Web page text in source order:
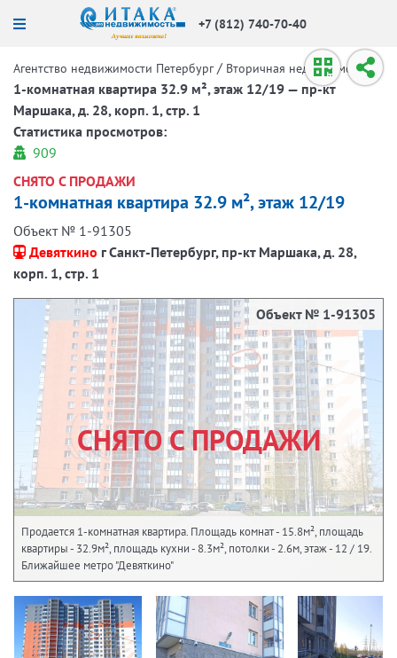
+7 (812) 740-70-40
Агентство недвижимости Петербург / Вторичная недвижимость /
1-комнатная квартира 32.9 м², этаж 12/19 — пр-кт
Маршака, д. 28, корп. 1, стр. 1
Статистика просмотров:
909
СНЯТО С ПРОДАЖИ
1-комнатная квартира 32.9 м², этаж 12/19
Объект № 1-91305
Девяткино г Санкт-Петербург, пр-кт Маршака, д. 28,
корп. 1, стр. 1
СНЯТО С ПРОДАЖИ
Объект № 1-91305
Продается 1-комнатная квартира. Площадь комнат - 15.8м², площадь
квартиры - 32.9м², площадь кухни - 8.3м², потолки - 2.6м, этаж - 12 / 19.
Ближайшее метро "Девяткино"